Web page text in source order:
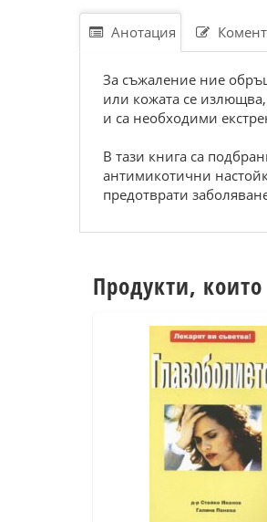
Анотация
За съжаление ние
или кожата се
и са необходими
В тази книга са
антимикотични
предотврати
Продукти,